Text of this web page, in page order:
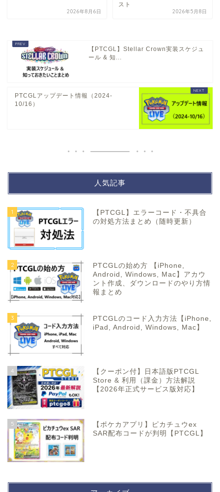
2026年8月6日
スト
2026年5月8日
【PTCGL】Stellar Crown実装スケジュ
ール & 知...
PTCGLアップデート情報（2024-
10/16）
人気記事
1
【PTCGL】エラーコード・不具合
の対処方法まとめ（随時更新）
2
PTCGLの始め方 【iPhone,
Android, Windows, Mac】アカウ
ント作成、ダウンロードのやり方情
報まとめ
3
PTCGLのコード入力方法【iPhone,
iPad, Android, Windows, Mac】
4
【クーポン付】日本語版PTCGL
Store & 利用（課金）方法解説
【2026年正式サービス版対応】
5
【ポケカアプリ】ピカチュウex
SAR配布コードが判明【PTCGL】